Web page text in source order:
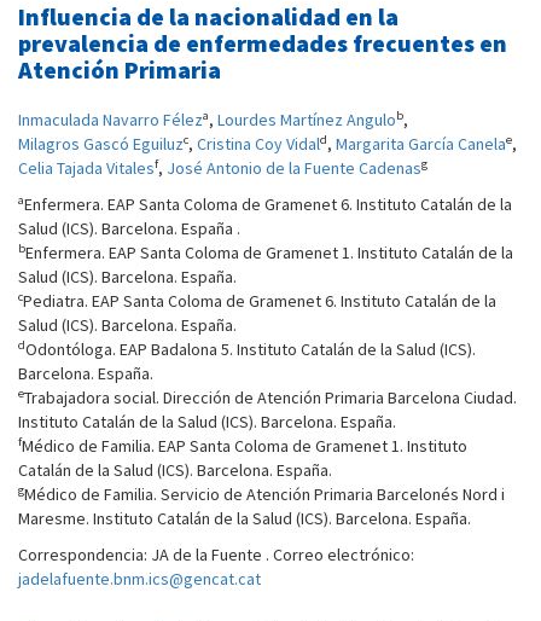
Influencia de la nacionalidad en la
prevalencia de enfermedades frecuentes en
Atención Primaria
Inmaculada Navarro Féleza, Lourdes Martínez Angulob,
Milagros Gascó Eguiluzc, Cristina Coy Vidald, Margarita García Canelae,
Celia Tajada Vitalesf, José Antonio de la Fuente Cadenasg
aEnfermera. EAP Santa Coloma de Gramenet 6. Instituto Catalán de la
Salud (ICS). Barcelona. España .
bEnfermera. EAP Santa Coloma de Gramenet 1. Instituto Catalán de la
Salud (ICS). Barcelona. España.
cPediatra. EAP Santa Coloma de Gramenet 6. Instituto Catalán de la
Salud (ICS). Barcelona. España.
dOdontóloga. EAP Badalona 5. Instituto Catalán de la Salud (ICS).
Barcelona. España.
eTrabajadora social. Dirección de Atención Primaria Barcelona Ciudad.
Instituto Catalán de la Salud (ICS). Barcelona. España.
fMédico de Familia. EAP Santa Coloma de Gramenet 1. Instituto
Catalán de la Salud (ICS). Barcelona. España.
gMédico de Familia. Servicio de Atención Primaria Barcelonés Nord i
Maresme. Instituto Catalán de la Salud (ICS). Barcelona. España.
Correspondencia: JA de la Fuente . Correo electrónico:
jadelafuente.bnm.ics@gencat.cat